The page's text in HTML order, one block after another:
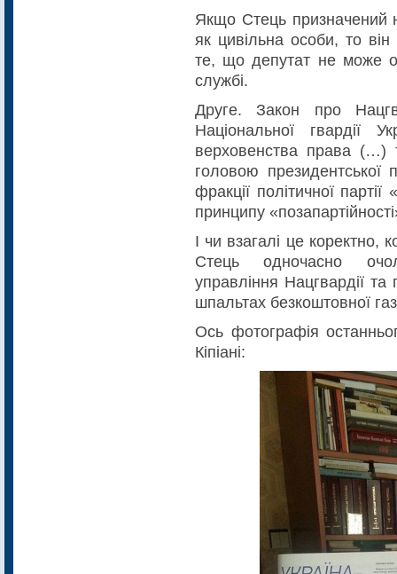
Якщо Стець призначений
як цивільна особи, то
те, що депутат не може
службі.
Друге. Закон про
Національної гвардії
верховенства права (…)
головою президентської
фракції політичної
принципу
І чи взагалі це коректно,
Стець одночасно
управління Нацгвардії
шпальтах безкоштовної
Ось фотографія
Кіпіані: